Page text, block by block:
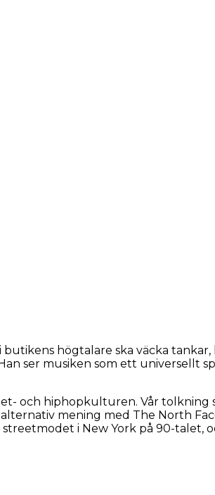
högtalare ska väcka
ser musiken som ett universellt
och hiphopkulturen. Vår tolkning
mening med The North
i New York på 90-talet,